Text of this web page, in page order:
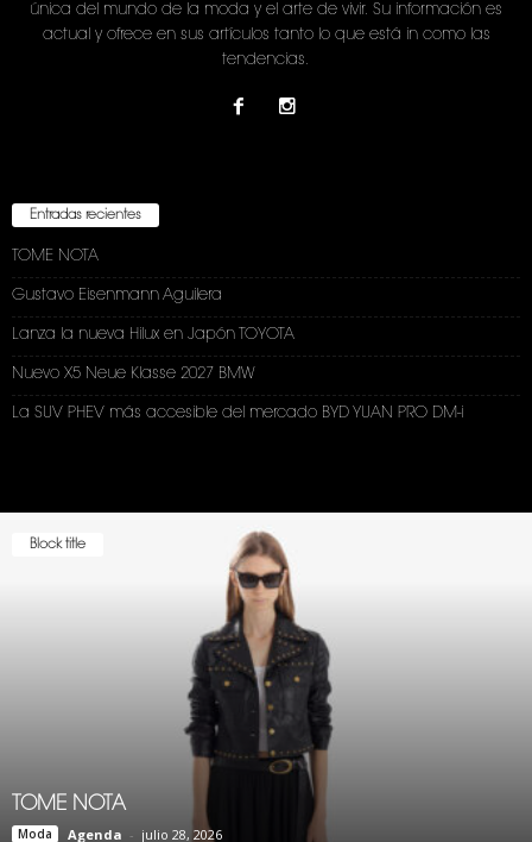
única del mundo de la moda y el arte de vivir. Su información es
actual y ofrece en sus artículos tanto lo que está in como las
tendencias.
Entradas recientes
TOME NOTA
Gustavo Eisenmann Aguilera
Lanza la nueva Hilux en Japón TOYOTA
Nuevo X5 Neue Klasse 2027 BMW
La SUV PHEV más accesible del mercado BYD YUAN PRO DM-i
Block title
TOME NOTA
Moda Agenda - julio 28, 2026